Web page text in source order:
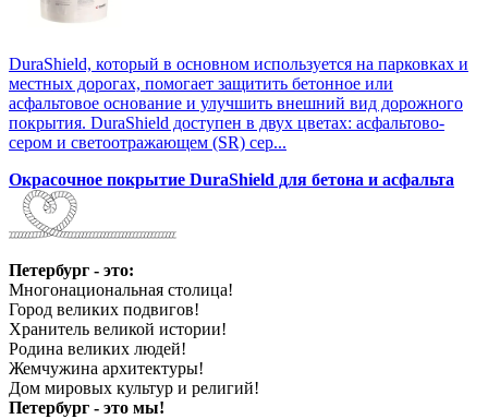
DuraShield, который в основном используется на парковках и
местных дорогах, помогает защитить бетонное или
асфальтовое основание и улучшить внешний вид дорожного
покрытия. DuraShield доступен в двух цветах: асфальтово-
сером и светоотражающем (SR) сер...
Окрасочное покрытие DuraShield для бетона и асфальта
Петербург - это:
Многонациональная столица!
Город великих подвигов!
Хранитель великой истории!
Родина великих людей!
Жемчужина архитектуры!
Дом мировых культур и религий!
Петербург - это мы!